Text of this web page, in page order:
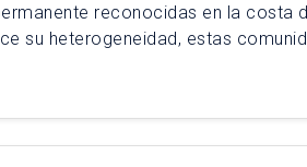
reconocidas en la costa
su heterogeneidad, estas